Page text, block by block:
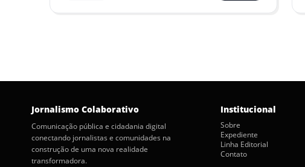
Jornalismo Colaborativo
Comunicação pública e cidadania digital
conectando jornalistas e comunidades na
construção de uma nova realidade
transformadora.
Institucional
Sobre
Expediente
Linha Editorial
Contato